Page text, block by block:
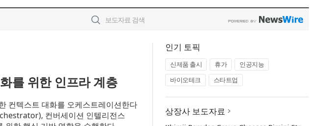
를 위한 인프라 계층
컨텍스트 대화를 오케스트레이션한다
컨버세이션 인텔리전스
인기 토픽
신제품 출시 휴가
인공지능
바이오테크
스타트업
상장사 보도자료